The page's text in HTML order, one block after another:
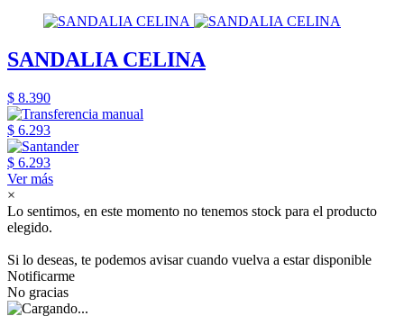
SANDALIA CELINA
$ 8.390
$ 6.293
$ 6.293
Ver más
×
Lo sentimos, en este momento no tenemos stock para el producto
elegido.
Si lo deseas, te podemos avisar cuando vuelva a estar disponible
Notificarme
No gracias